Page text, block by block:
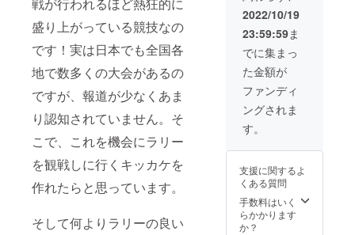
盛り上がっている競技なの
です！実は日本でも全国各
地で数多くの大会があるの
ですが、報道が少なくあま
り認知されていません。そ
こで、 これを機会にラリー
を観戦しに行くキッカケを
作れたらと思っています。
そして何よりラリーの良い
をご希望か記入
※サーキットのス
ケジュールに
よって日程は変
わる可能性があ
ります。変更後
も日曜日もしく
は祝日に開催予
定です。 ※練習
場所までの移動
はご自身でお願
いします。
2022/10/19
23:59:59ま
でに集まっ
た金額が
ファンディ
ングされま
す。
支援に関するよ
くある質問
手数料はいく
らかかります
か？